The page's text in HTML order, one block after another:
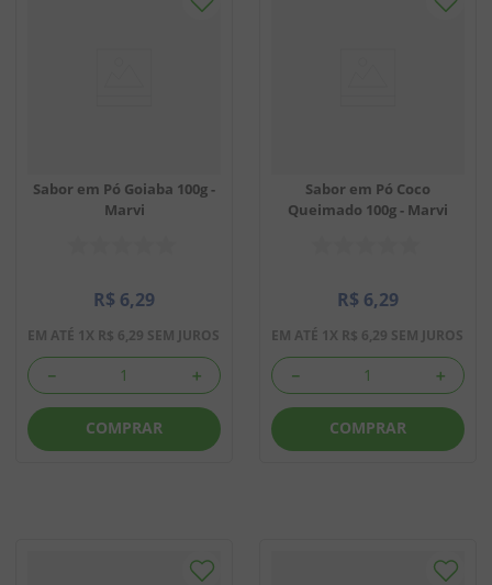
Sabor em Pó Goiaba 100g -
Marvi
R$ 6,29
EM ATÉ 1X R$ 6,29 SEM JUROS
＋
－
COMPRAR
Sabor em Pó Coco
Queimado 100g - Marvi
R$ 6,29
EM ATÉ 1X R$ 6,29 SEM JUROS
＋
－
COMPRAR